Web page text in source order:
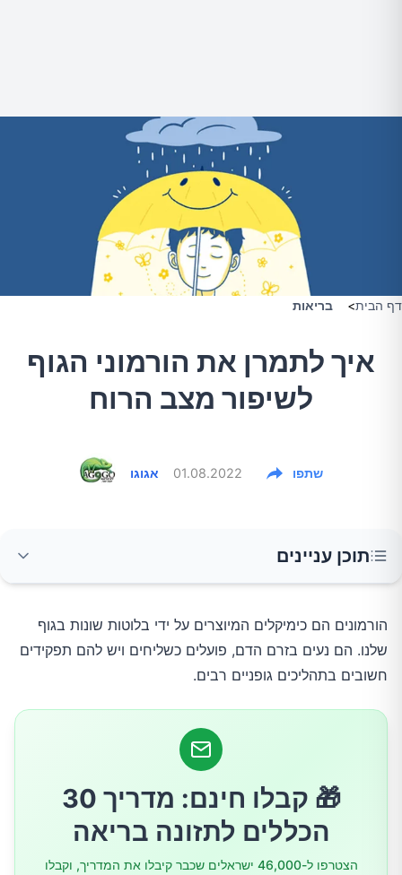
דף הבית> בריאות
איך לתמרן את הורמוני הגוף
לשיפור מצב הרוח
אגוגו 01.08.2022 שתפו
תוכן עניינים
"הורמוני אושר" אלה כוללים:
צאו החוצה
לבשל ארוחה טובה עם אדם אהוב
הורמונים הם כימיקלים המיוצרים על ידי בלוטות שונות בגוף
שלנו. הם נעים בזרם הדם, פועלים כשליחים ויש להם תפקידים
חשובים בתהליכים גופניים רבים.
🎁 קבלו חינם: מדריך 30
הכללים לתזונה בריאה
הצטרפו ל-46,000 ישראלים שכבר קיבלו את המדריך, וקבלו